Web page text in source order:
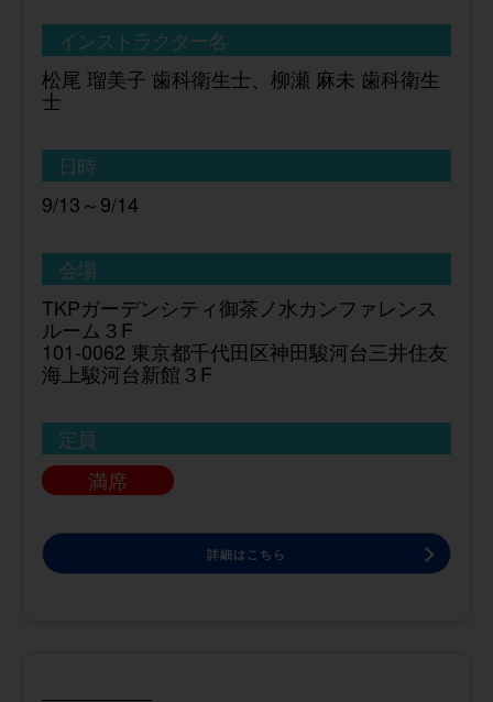
インストラクター名
松尾 瑠美子 歯科衛生士、柳瀬 麻未 歯科衛生
士
日時
9/13～9/14
会場
TKPガーデンシティ御茶ノ水カンファレンス
ルーム３F
101-0062 東京都千代田区神田駿河台三井住友
海上駿河台新館３F
定員
満席
詳細はこちら